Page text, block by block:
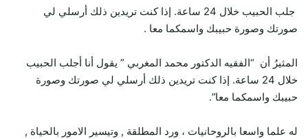
جلب الحبيب خلال 24 ساعة. إذا كنت تريدين ذلك أرسلي لي
صورتك وصورة حبيبك واسمكما معا .
المثيرُ أن “الفقيه الدكتور محمد المغربي ” يقول أنا أجلب الحبيب
خلال 24 ساعة. إذا كنت تريدين ذلك أرسلي لي صورتك وصورة
حبيبك واسمكما معا”.
له علما واسعا بالروحانيات ، ورد المطلقة , وتيسير الامور بالحياة ,